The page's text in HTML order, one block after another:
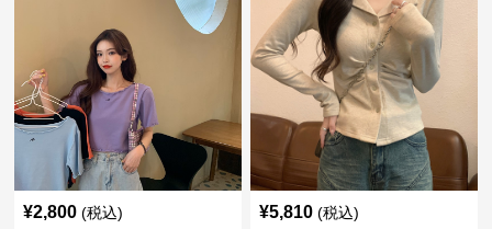
¥2,800 (税込) ¥5,810 (税込)